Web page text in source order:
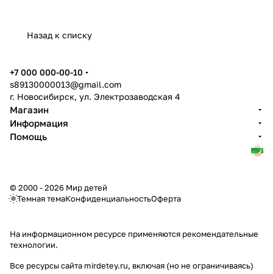
Назад к списку
+7 000 000-00-10
s89130000013@gmail.com
г. Новосибирск, ул. Электрозаводская 4
Магазин
Информация
Помощь
© 2000 - 2026 Мир детей
Темная темаКонфиденциальностьОферта
На информационном ресурсе применяются рекомендательные
технологии.
Все ресурсы сайта mirdetey.ru, включая (но не ограничиваясь)